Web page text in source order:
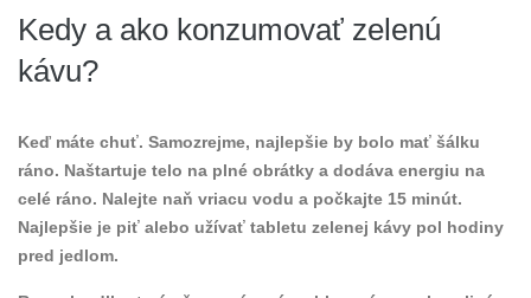
Kedy a ako konzumovať zelenú
kávu?
Keď máte chuť. Samozrejme, najlepšie by bolo mať šálku
ráno. Naštartuje telo na plné obrátky a dodáva energiu na
celé ráno. Nalejte naň vriacu vodu a počkajte 15 minút.
Najlepšie je piť alebo užívať tabletu zelenej kávy pol hodiny
pred jedlom.